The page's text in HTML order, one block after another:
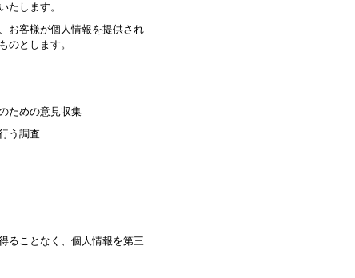
たします。
お客様が個人情報を提供され
のとします。
ための意見収集
う調査
ることなく、個人情報を第三